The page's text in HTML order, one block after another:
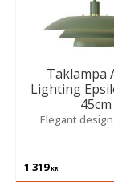
Taklampa
Lighting
45cm
Elegant
1 319KR